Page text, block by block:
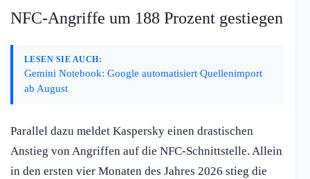
NFC-Angriffe um 188 Prozent gestiegen
LESEN SIE AUCH:
Gemini Notebook: Google automatisiert Quellenimport
ab August
Parallel dazu meldet Kaspersky einen drastischen
Anstieg von Angriffen auf die NFC-Schnittstelle. Allein
in den ersten vier Monaten des Jahres 2026 stieg die